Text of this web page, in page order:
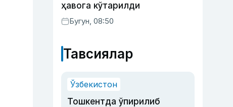
ҳавога кўтарилди
Бугун, 08:50
Тавсиялар
Ўзбекистон
Тошкентда ўпирилиб